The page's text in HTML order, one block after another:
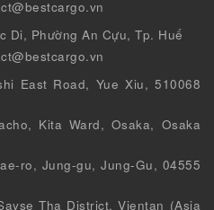
Di, Phường An Cựu, Tp. Huế
East Road, Yue Xiu, 510068
Kita Ward, Osaka, Osaka
ro, Jung-gu, Jung-Gu, 04555
Tha District, Vientan (Asia